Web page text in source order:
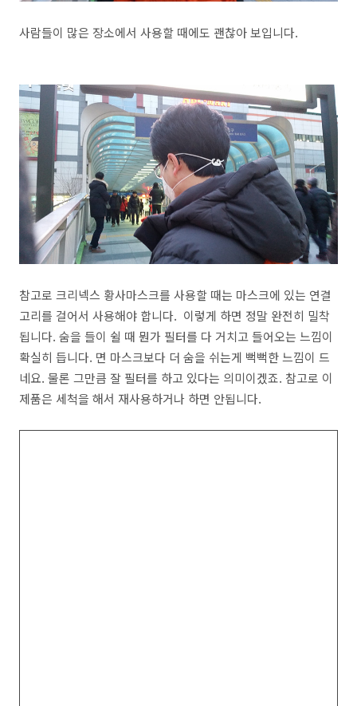
사람들이 많은 장소에서 사용할 때에도 괜찮아 보입니다.
참고로 크리넥스 황사마스크를 사용할 때는 마스크에 있는 연결
고리를 걸어서 사용해야 합니다. 이렇게 하면 정말 완전히 밀착
됩니다. 숨을 들이 쉴 때 뭔가 필터를 다 거치고 들어오는 느낌이
확실히 듭니다. 면 마스크보다 더 숨을 쉬는게 뻑뻑한 느낌이 드
네요. 물론 그만큼 잘 필터를 하고 있다는 의미이겠죠. 참고로 이
제품은 세척을 해서 재사용하거나 하면 안됩니다.